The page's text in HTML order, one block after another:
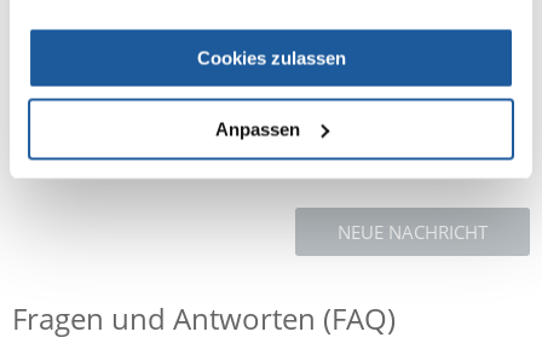
Cookies zulassen
Anpassen
abgestimmt ist, gegeben werden.
Stellen Sie immer frisches Trinkwasser zur Verfügung.
NEUE NACHRICHT
Fragen und Antworten (FAQ)